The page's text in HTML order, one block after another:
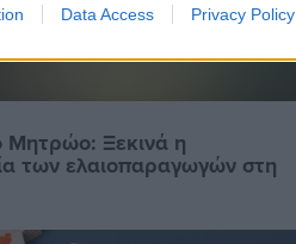
Data Access Privacy Policy
Μητρώο: Ξεκινά η
των ελαιοπαραγωγών στη